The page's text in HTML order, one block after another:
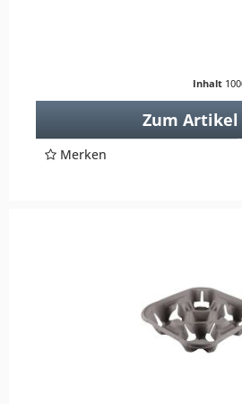
Inhalt
Zum Artikel
Merken